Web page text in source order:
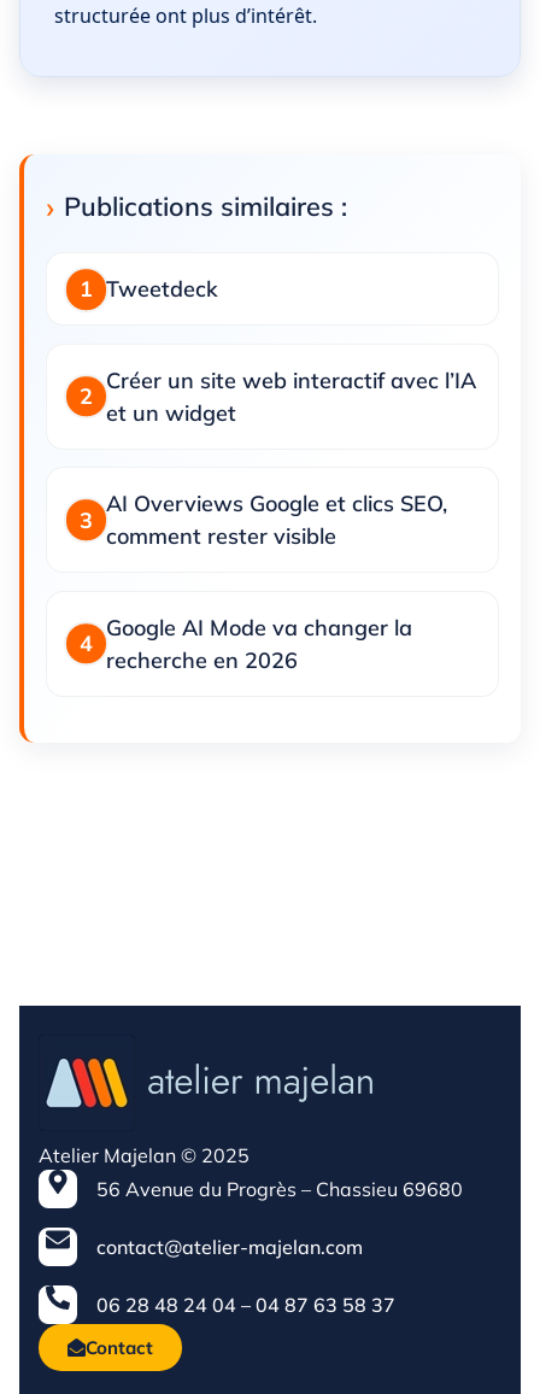
structurée ont plus d’intérêt.
Publications similaires :
Tweetdeck
Créer un site web interactif avec l’IA
et un widget
AI Overviews Google et clics SEO,
comment rester visible
Google AI Mode va changer la
recherche en 2026
Atelier Majelan © 2025
56 Avenue du Progrès – Chassieu 69680
contact@atelier-majelan.com
06 28 48 24 04 – 04 87 63 58 37
Contact